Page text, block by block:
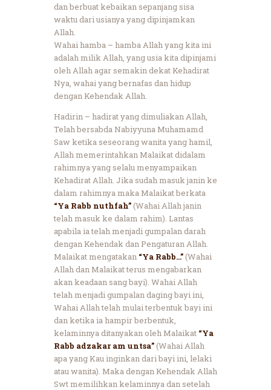
dan berbuat kebaikan sepanjang sisa
waktu dari usianya yang dipinjamkan
Allah.
Wahai hamba – hamba Allah yang kita ini
adalah milik Allah, yang usia kita dipinjami
oleh Allah agar semakin dekat Kehadirat
Nya, wahai yang bernafas dan hidup
dengan Kehendak Allah.
Hadirin – hadirat yang dimuliakan Allah,
Telah bersabda Nabiyyuna Muhamamd
Saw ketika seseorang wanita yang hamil,
Allah memerintahkan Malaikat didalam
rahimnya yang selalu menyampaikan
Kehadirat Allah. Jika sudah masuk janin ke
dalam rahimnya maka Malaikat berkata
“Ya Rabb nuthfah”(Wahai Allah janin
telah masuk ke dalam rahim). Lantas
apabila ia telah menjadi gumpalan darah
dengan Kehendak dan Pengaturan Allah.
Malaikat mengatakan “Ya Rabb…”(Wahai
Allah dan Malaikat terus mengabarkan
akan keadaan sang bayi). Wahai Allah
telah menjadi gumpalan daging bayi ini,
Wahai Allah telah mulai terbentuk bayi ini
dan ketika ia hampir berbentuk,
kelaminnya ditanyakan oleh Malaikat “Ya
Rabb adzakar am untsa”(Wahai Allah
apa yang Kau inginkan dari bayi ini, lelaki
atau wanita). Maka dengan Kehendak Allah
Swt memilihkan kelaminnya dan setelah